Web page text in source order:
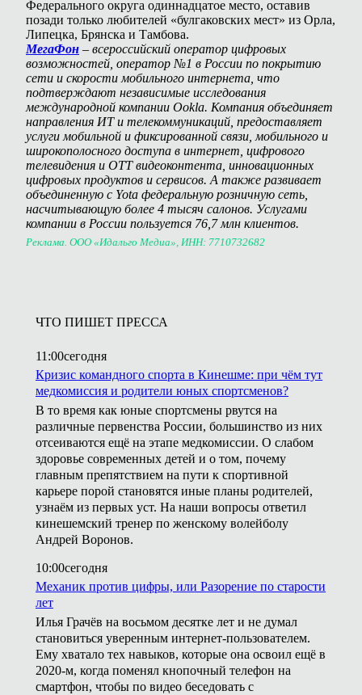
Федерального округа одиннадцатое место, оставив
позади только любителей «булгаковских мест» из Орла,
Липецка, Брянска и Тамбова.
МегаФон – всероссийский оператор цифровых
возможностей, оператор №1 в России по покрытию
сети и скорости мобильного интернета, что
подтверждают независимые исследования
международной компании Ookla. Компания объединяет
направления ИТ и телекоммуникаций, предоставляет
услуги мобильной и фиксированной связи, мобильного и
широкополосного доступа в интернет, цифрового
телевидения и OTT видеоконтента, инновационных
цифровых продуктов и сервисов. А также развивает
объединенную с Yota федеральную розничную сеть,
насчитывающую более 4 тысяч салонов. Услугами
компании в России пользуется 76,7 млн клиентов.
Реклама. ООО «Идальго Медиа», ИНН: 7710732682
ЧТО ПИШЕТ ПРЕССА
11:00сегодня
Кризис командного спорта в Кинешме: при чём тут
медкомиссия и родители юных спортсменов?
В то время как юные спортсмены рвутся на
различные первенства России, большинство из них
отсеиваются ещё на этапе медкомиссии. О слабом
здоровье современных детей и о том, почему
главным препятствием на пути к спортивной
карьере порой становятся иные планы родителей,
узнаём из первых уст. На наши вопросы ответил
кинешемский тренер по женскому волейболу
Андрей Воронов.
10:00сегодня
Механик против цифры, или Разорение по старости
лет
Илья Грачёв на восьмом десятке лет и не думал
становиться уверенным интернет-пользователем.
Ему хватало тех навыков, которые она освоил ещё в
2020-м, когда поменял кнопочный телефон на
смартфон, чтобы по видео беседовать с